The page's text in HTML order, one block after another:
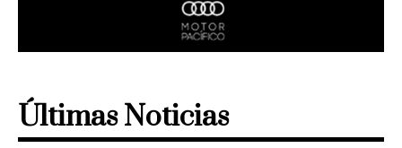
Últimas Noticias